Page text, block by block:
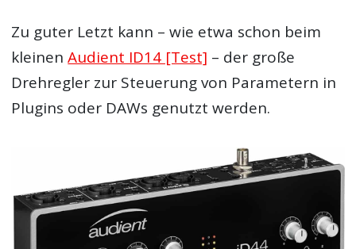
Zu guter Letzt kann – wie etwa schon beim
kleinenAudient ID14 [Test] – der große
Drehregler zur Steuerung von Parametern in
Plugins oder DAWs genutzt werden.